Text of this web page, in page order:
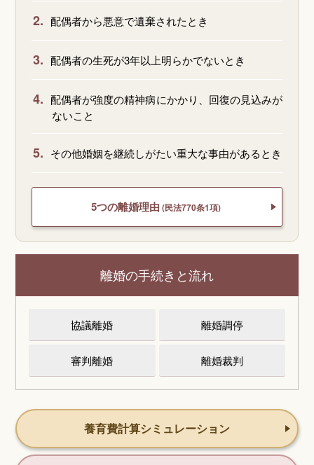
2. 配偶者から悪意で遺棄されたとき
3. 配偶者の生死が3年以上明らかでないとき
4. 配偶者が強度の精神病にかかり、回復の見込みが
ないこと
5. その他婚姻を継続しがたい重大な事由があるとき
5つの離婚理由 (民法770条1項)
離婚の手続きと流れ
協議離婚 離婚調停
審判離婚 離婚裁判
養育費計算シミュレーション